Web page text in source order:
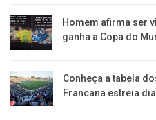
Homem afirma ser
ganha a Copa do
Conheça a tabela
Francana estreia